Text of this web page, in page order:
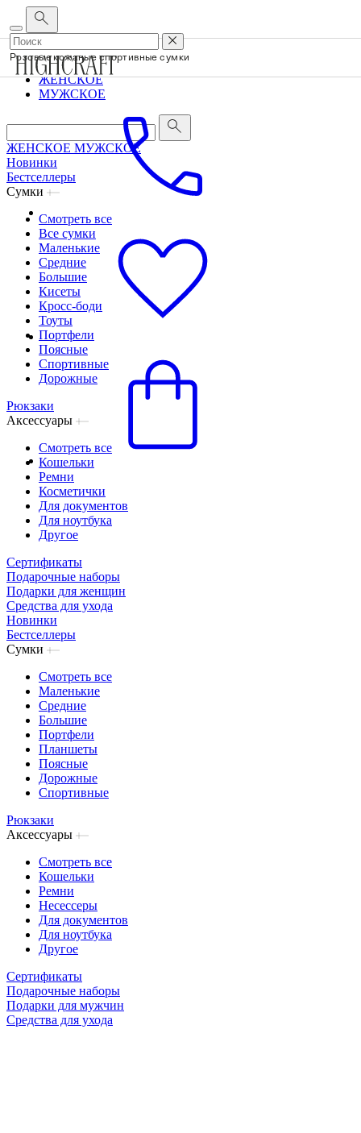
Корпоративным клиентам • О бренде
ЖЕНСКОЕ
МУЖСКОЕ
ЖЕНСКОЕ МУЖСКОЕ
Новинки
Бестселлеры
Сумки
Смотреть все
Все сумки
Маленькие
Средние
Большие
Кисеты
Кросс-боди
Тоуты
Портфели
Поясные
Спортивные
Дорожные
Рюкзаки
Аксессуары
Смотреть все
Кошельки
Ремни
Косметички
Для документов
Для ноутбука
Другое
Сертификаты
Подарочные наборы
Подарки для женщин
Средства для ухода
Новинки
Бестселлеры
Сумки
Смотреть все
Маленькие
Средние
Большие
Портфели
Планшеты
Поясные
Дорожные
Спортивные
Рюкзаки
Аксессуары
Смотреть все
Кошельки
Ремни
Несессеры
Для документов
Для ноутбука
Другое
Сертификаты
Подарочные наборы
Подарки для мужчин
Средства для ухода
Розовые кожаные спортивные сумки